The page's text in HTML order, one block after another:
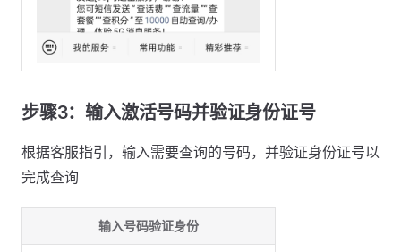
步骤3：输入激活号码并验证身份证号
根据客服指引，输入需要查询的号码，并验证身份证号以
完成查询
输入号码验证身份